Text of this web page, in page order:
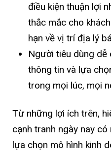
điều kiện thuận lợi
thắc mắc cho
hạn về vị trí địa lý
Người tiêu dùng dễ
thông tin và lựa
trong mọi lúc, mọi
Từ những lợi ích trên,
cạnh tranh ngày nay
lựa chọn mô hình kinh